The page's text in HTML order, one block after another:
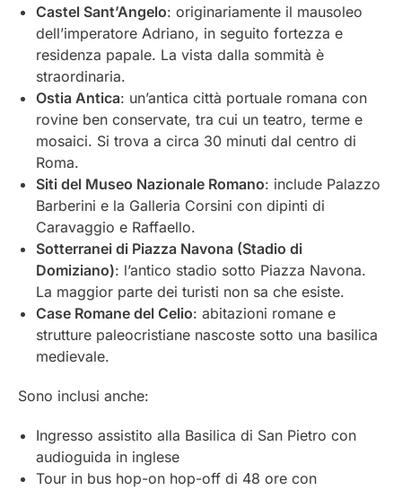
Castel Sant’Angelo: originariamente il mausoleo
dell’imperatore Adriano, in seguito fortezza e
residenza papale. La vista dalla sommità è
straordinaria.
Ostia Antica: un’antica città portuale romana con
rovine ben conservate, tra cui un teatro, terme e
mosaici. Si trova a circa 30 minuti dal centro di
Roma.
Siti del Museo Nazionale Romano: include Palazzo
Barberini e la Galleria Corsini con dipinti di
Caravaggio e Raffaello.
Sotterranei di Piazza Navona (Stadio di
Domiziano): l’antico stadio sotto Piazza Navona.
La maggior parte dei turisti non sa che esiste.
Case Romane del Celio: abitazioni romane e
strutture paleocristiane nascoste sotto una basilica
medievale.
Sono inclusi anche:
Ingresso assistito alla Basilica di San Pietro con
audioguida in inglese
Tour in bus hop-on hop-off di 48 ore con